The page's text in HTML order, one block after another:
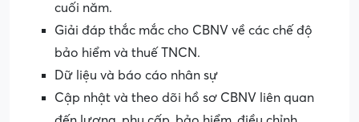
cuối năm.
Giải đáp thắc mắc cho CBNV về các chế độ
bảo hiểm và thuế TNCN.
Dữ liệu và báo cáo nhân sự
Cập nhật và theo dõi hồ sơ CBNV liên quan